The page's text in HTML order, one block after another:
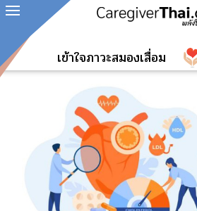
เข้าใจภาวะสมองเสื่อม